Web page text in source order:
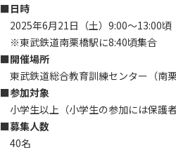
■日時
2025年6月21日（土）9:00～13:00頃
※東武鉄道南栗橋駅に8:40頃集合
■開催場所
東武鉄道総合教育訓練センター（南
■参加対象
小学生以上（小学生の参加には保護
■募集人数
40名